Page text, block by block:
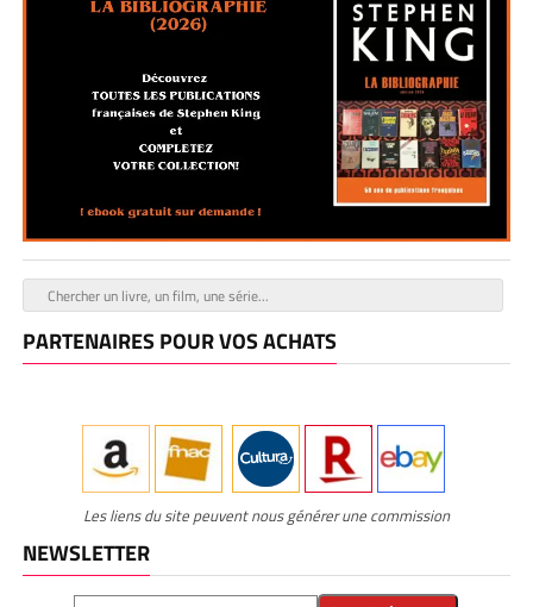
PARTENAIRES POUR VOS ACHATS
Les liens du site peuvent nous générer une commission
NEWSLETTER